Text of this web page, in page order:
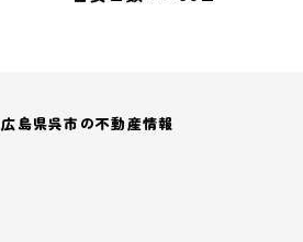
広島県呉市の不動産情報